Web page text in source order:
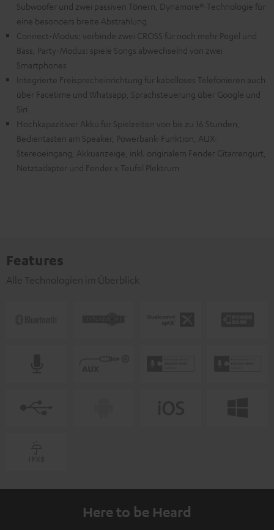
Subwoofer und zwei passiven Tönern, Dynamore®-Technologie für
eine besonders breite Abstrahlung
Connect-Modus: verbinde zwei CROSS für noch mehr Pegel und
Bass, Party-Modus: spiele Songs abwechselnd von zwei
Smartphones
Integrierte Freisprecheinrichtung für kabelloses Telefonieren auch
über Facetime und Whatsapp, Sprachsteuerung über Google und
Siri
Hochkapazitiver Akku für Spielzeiten von bis zu 16 Stunden,
Bedientasten am Speaker, Powerbank-Funktion, AUX-
Stereoeingang, Akkuanzeige, inkl. originalem Fender Gitarrengurt,
Netztadapter und Fender x Teufel Plektrum
Features
Alle Technologien im Überblick
Here to be Heard